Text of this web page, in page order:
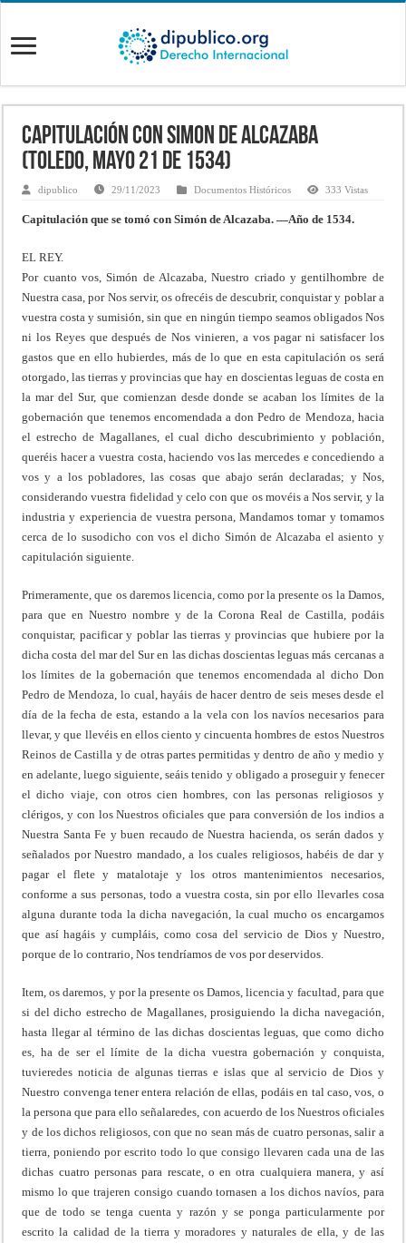
Capitulación con Simon de Alcazaba
(Toledo, Mayo 21 de 1534)
dipublico 29/11/2023 Documentos Históricos 333 Vistas
Capitulación que se tomó con Simón de Alcazaba. —Año de 1534.
EL REY.
Por cuanto vos, Simón de Alcazaba, Nuestro criado y gentilhombre de
Nuestra casa, por Nos servir, os ofrecéis de descubrir, conquistar y poblar a
vuestra costa y sumisión, sin que en ningún tiempo seamos obligados Nos
ni los Reyes que después de Nos vinieren, a vos pagar ni satisfacer los
gastos que en ello hubierdes, más de lo que en esta capitulación os será
otorgado, las tierras y provincias que hay en doscientas leguas de costa en
la mar del Sur, que comienzan desde donde se acaban los límites de la
gobernación que tenemos encomendada a don Pedro de Mendoza, hacia
el estrecho de Magallanes, el cual dicho descubrimiento y población,
queréis hacer a vuestra costa, haciendo vos las mercedes e concediendo a
vos y a los pobladores, las cosas que abajo serán declaradas; y Nos,
considerando vuestra fidelidad y celo con que os movéis a Nos servir, y la
industria y experiencia de vuestra persona, Mandamos tomar y tomamos
cerca de lo susodicho con vos el dicho Simón de Alcazaba el asiento y
capitulación siguiente.
Primeramente, que os daremos licencia, como por la presente os la Damos,
para que en Nuestro nombre y de la Corona Real de Castilla, podáis
conquistar, pacificar y poblar las tierras y provincias que hubiere por la
dicha costa del mar del Sur en las dichas doscientas leguas más cercanas a
los límites de la gobernación que tenemos encomendada al dicho Don
Pedro de Mendoza, lo cual, hayáis de hacer dentro de seis meses desde el
día de la fecha de esta, estando a la vela con los navíos necesarios para
llevar, y que llevéis en ellos ciento y cincuenta hombres de estos Nuestros
Reinos de Castilla y de otras partes permitidas y dentro de año y medio y
en adelante, luego siguiente, seáis tenido y obligado a proseguir y fenecer
el dicho viaje, con otros cien hombres, con las personas religiosos y
clérigos, y con los Nuestros oficiales que para conversión de los indios a
Nuestra Santa Fe y buen recaudo de Nuestra hacienda, os serán dados y
señalados por Nuestro mandado, a los cuales religiosos, habéis de dar y
pagar el flete y matalotaje y los otros mantenimientos necesarios,
conforme a sus personas, todo a vuestra costa, sin por ello llevarles cosa
alguna durante toda la dicha navegación, la cual mucho os encargamos
que así hagáis y cumpláis, como cosa del servicio de Dios y Nuestro,
porque de lo contrario, Nos tendríamos de vos por deservidos.
Item, os daremos, y por la presente os Damos, licencia y facultad, para que
si del dicho estrecho de Magallanes, prosiguiendo la dicha navegación,
hasta llegar al término de las dichas doscientas leguas, que como dicho
es, ha de ser el límite de la dicha vuestra gobernación y conquista,
tuvieredes noticia de algunas tierras e islas que al servicio de Dios y
Nuestro convenga tener entera relación de ellas, podáis en tal caso, vos, o
la persona que para ello señalaredes, con acuerdo de los Nuestros oficiales
y de los dichos religiosos, con que no sean más de cuatro personas, salir a
tierra, poniendo por escrito todo lo que consigo llevaren cada una de las
dichas cuatro personas para rescate, o en otra cualquiera manera, y así
mismo lo que trajeren consigo cuando tornasen a los dichos navíos, para
que de todo se tenga cuenta y razón y se ponga particularmente por
escrito la calidad de la tierra y moradores y naturales de ella, y de las